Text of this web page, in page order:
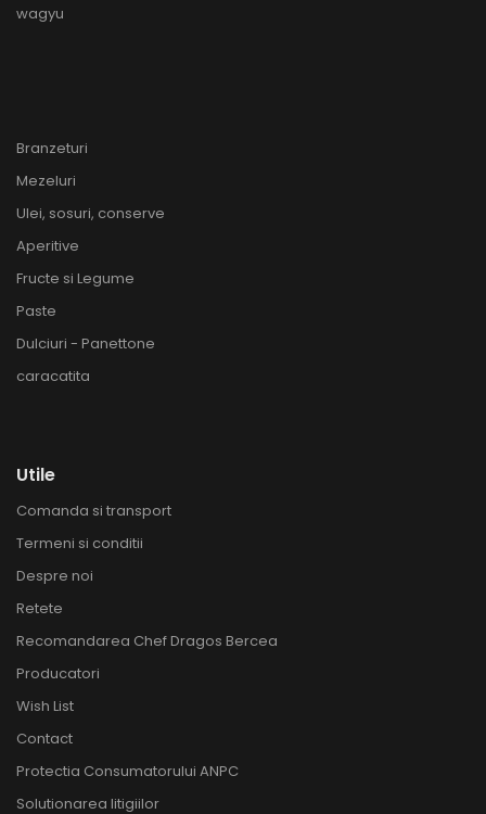
wagyu
Branzeturi
Mezeluri
Ulei, sosuri, conserve
Aperitive
Fructe si Legume
Paste
Dulciuri - Panettone
caracatita
Utile
Comanda si transport
Termeni si conditii
Despre noi
Retete
Recomandarea Chef Dragos Bercea
Producatori
Wish List
Contact
Protectia Consumatorului ANPC
Solutionarea litigiilor